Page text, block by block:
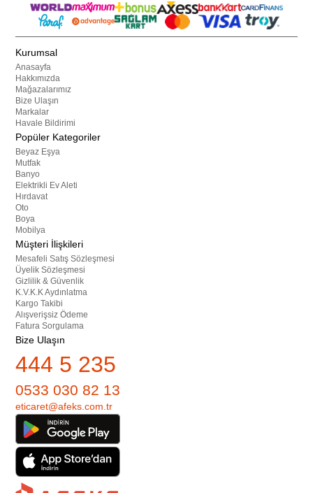
Kurumsal
Anasayfa
Hakkımızda
Mağazalarımız
Bize Ulaşın
Markalar
Havale Bildirimi
Popüler Kategoriler
Beyaz Eşya
Mutfak
Banyo
Elektrikli Ev Aleti
Hırdavat
Oto
Boya
Mobilya
Müşteri İlişkileri
Mesafeli Satış Sözleşmesi
Üyelik Sözleşmesi
Gizlilik & Güvenlik
K.V.K.K Aydınlatma
Kargo Takibi
Alışverişsiz Ödeme
Fatura Sorgulama
Bize Ulaşın
444 5 235
0533 030 82 13
eticaret@afeks.com.tr